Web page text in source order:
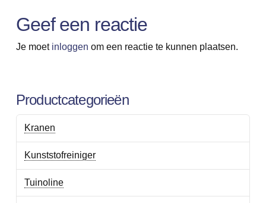
Geef een reactie
Je moet inloggen om een reactie te kunnen plaatsen.
Productcategorieën
Kranen
Kunststofreiniger
Tuinoline